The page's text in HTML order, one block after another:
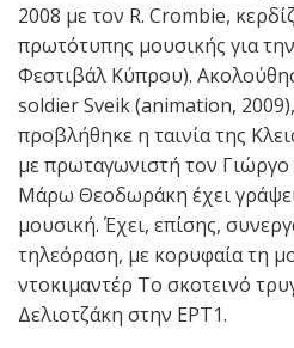
2008 με τον R. Crombie,
πρωτότυπης μουσικής για
Φεστιβάλ Κύπρου).
soldier Sveik (animation,
προβλήθηκε η ταινία της
με πρωταγωνιστή τον
Μάρω Θεοδωράκη έχει
μουσική. Έχει, επίσης,
τηλεόραση, με κορυφαία τη
ντοκιμαντέρ Το σκοτεινό
Δελιοτζάκη στην ΕΡΤ1.